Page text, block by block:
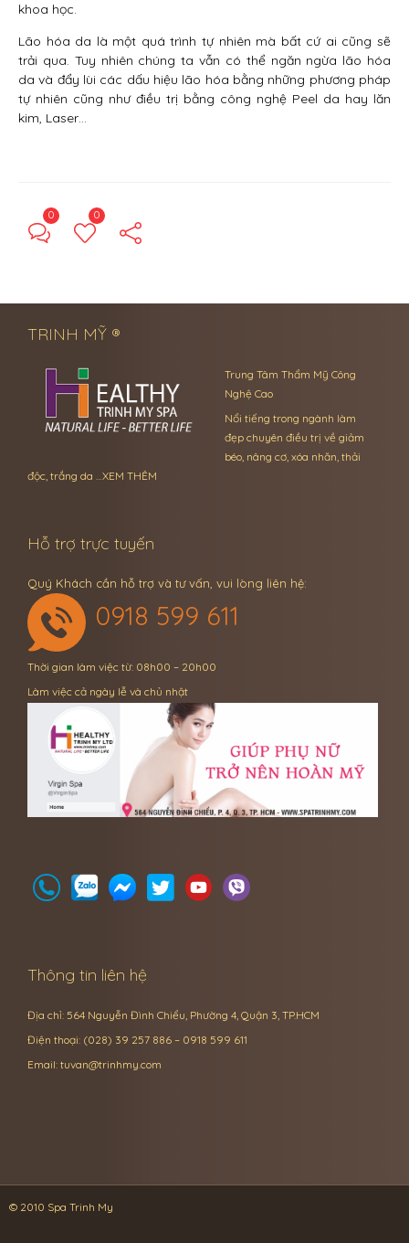
khoa học.
Lão hóa da là một quá trình tự nhiên mà bất cứ ai cũng sẽ
trải qua. Tuy nhiên chúng ta vẫn có thể ngăn ngừa lão hóa
da và đẩy lùi các dấu hiệu lão hóa bằng những phương pháp
tự nhiên cũng như điều trị bằng công nghệ Peel da hay lăn
kim, Laser…
0 0
TRINH MỸ ®
Trung Tâm Thẩm Mỹ Công
Nghệ Cao
Nổi tiếng trong ngành làm
đẹp chuyên điều trị về giảm
béo, nâng cơ, xóa nhăn, thải
độc, trắng da …XEM THÊM
Hỗ trợ trực tuyến
Quý Khách cần hỗ trợ và tư vấn, vui lòng liên hệ:
0918 599 611
Thời gian làm việc từ: 08h00 – 20h00
Làm việc cả ngày lễ và chủ nhật
Thông tin liên hệ
Địa chỉ: 564 Nguyễn Đình Chiểu, Phường 4, Quận 3, TP.HCM
Điện thoại: (028) 39 257 886 – 0918 599 611
Email: tuvan@trinhmy.com
© 2010 Spa Trinh My